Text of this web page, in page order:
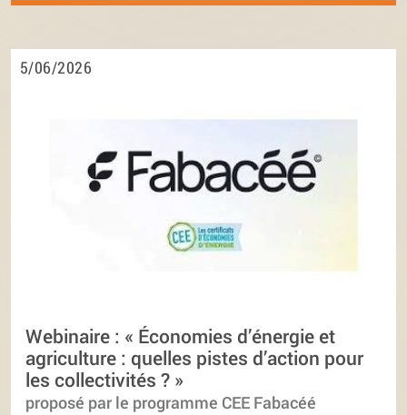
5/06/2026
Webinaire : « Économies d’énergie et
agriculture : quelles pistes d’action pour
les collectivités ? »
proposé par le programme CEE Fabacéé